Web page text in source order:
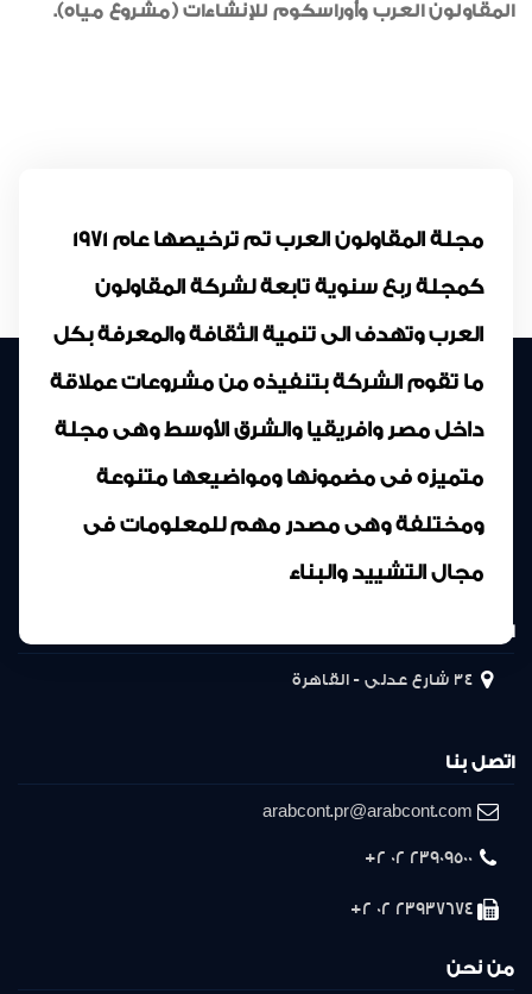
المقاولون العرب وأوراسكوم للإنشاءات (مشروع مياه).
مجلة المقاولون العرب تم ترخيصها عام 1971
كمجلة ربع سنوية تابعة لشركة المقاولون
العرب وتهدف الى تنمية الثقافة والمعرفة بكل
ما تقوم الشركة بتنفيذه من مشروعات عملاقة
داخل مصر وافريقيا والشرق الأوسط وهى مجلة
متميزه فى مضمونها ومواضيعها متنوعة
ومختلفة وهى مصدر مهم للمعلومات فى
مجال التشييد والبناء
34 شارع عدلى - القاهرة
اتصل بنا
arabcont.pr@arabcont.com
23909500 02 2+
23937674 02 2+
من نحن